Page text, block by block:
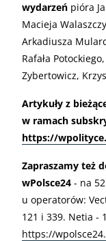
wydarzeń pióra
Macieja
Arkadiusza
Rafała
Zybertowicz,
Artykuły z
w ramach
https://
Zapraszamy też
wPolsce24 - na
u operatorów:
121 i 339. Netia -
https://